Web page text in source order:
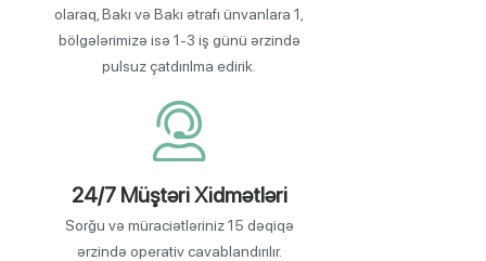
olaraq, Bakı və Bakı ətrafı ünvanlara 1,
bölgələrimizə isə 1-3 iş günü ərzində
pulsuz çatdırılma edirik.
24/7 Müştəri Xidmətləri
Sorğu və müraciətləriniz 15 dəqiqə
ərzində operativ cavablandırılır.